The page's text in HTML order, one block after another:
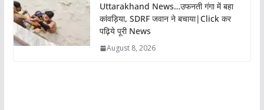
Uttarakhand News…उफनती गंगा में बहा
कांवड़िया, SDRF जवान ने बचाया|Click कर
पढ़िये पूरी News
August 8, 2026